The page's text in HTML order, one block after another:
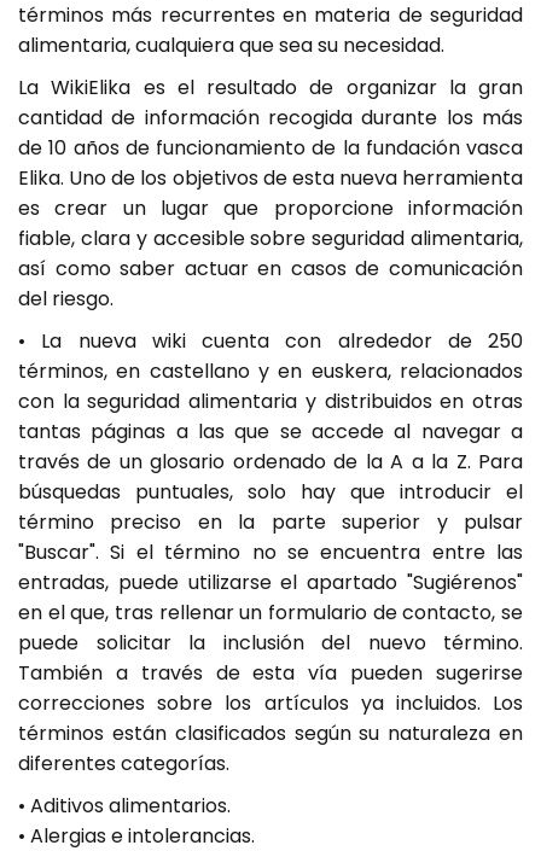
términos más recurrentes en materia de seguridad
alimentaria, cualquiera que sea su necesidad.
La WikiElika es el resultado de organizar la gran
cantidad de información recogida durante los más
de 10 años de funcionamiento de la fundación vasca
Elika. Uno de los objetivos de esta nueva herramienta
es crear un lugar que proporcione información
fiable, clara y accesible sobre seguridad alimentaria,
así como saber actuar en casos de comunicación
del riesgo.
• La nueva wiki cuenta con alrededor de 250
términos, en castellano y en euskera, relacionados
con la seguridad alimentaria y distribuidos en otras
tantas páginas a las que se accede al navegar a
través de un glosario ordenado de la A a la Z. Para
búsquedas puntuales, solo hay que introducir el
término preciso en la parte superior y pulsar
"Buscar". Si el término no se encuentra entre las
entradas, puede utilizarse el apartado "Sugiérenos"
en el que, tras rellenar un formulario de contacto, se
puede solicitar la inclusión del nuevo término.
También a través de esta vía pueden sugerirse
correcciones sobre los artículos ya incluidos. Los
términos están clasificados según su naturaleza en
diferentes categorías.
• Aditivos alimentarios.
• Alergias e intolerancias.